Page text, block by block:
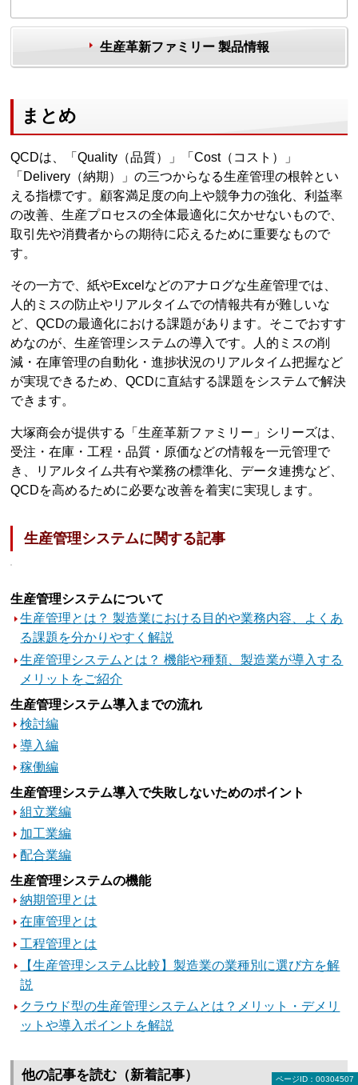
生産革新ファミリー 製品情報
まとめ
QCDは、「Quality（品質）」「Cost（コスト）」
「Delivery（納期）」の三つからなる生産管理の根幹とい
える指標です。顧客満足度の向上や競争力の強化、利益率
の改善、生産プロセスの全体最適化に欠かせないもので、
取引先や消費者からの期待に応えるために重要なもので
す。
その一方で、紙やExcelなどのアナログな生産管理では、
人的ミスの防止やリアルタイムでの情報共有が難しいな
ど、QCDの最適化における課題があります。そこでおすす
めなのが、生産管理システムの導入です。人的ミスの削
減・在庫管理の自動化・進捗状況のリアルタイム把握など
が実現できるため、QCDに直結する課題をシステムで解決
できます。
大塚商会が提供する「生産革新ファミリー」シリーズは、
受注・在庫・工程・品質・原価などの情報を一元管理で
き、リアルタイム共有や業務の標準化、データ連携など、
QCDを高めるために必要な改善を着実に実現します。
生産管理システムに関する記事
生産管理システムについて
生産管理とは？ 製造業における目的や業務内容、よくあ
る課題を分かりやすく解説
生産管理システムとは？ 機能や種類、製造業が導入する
メリットをご紹介
生産管理システム導入までの流れ
検討編
導入編
稼働編
生産管理システム導入で失敗しないためのポイント
組立業編
加工業編
配合業編
生産管理システムの機能
納期管理とは
在庫管理とは
工程管理とは
【生産管理システム比較】製造業の業種別に選び方を解
説
クラウド型の生産管理システムとは？メリット・デメリ
ットや導入ポイントを解説
他の記事を読む（新着記事） ページID：00304507